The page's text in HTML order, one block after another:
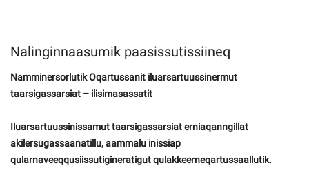
Pilersaarutinut isaavik
Kommuni pillugu paasissutissat
Nalinginnaasumik paasissutissiineq
Namminersorlutik Oqartussanit iluarsartuussinermut
taarsigassarsiat – ilisimasassatit
Iluarsartuussinissamut taarsigassarsiat erniaqanngillat
akilersugassaanatillu, aammalu inissiap
qularnaveeqqusiissutigineratigut qulakkeerneqartussaallutik.